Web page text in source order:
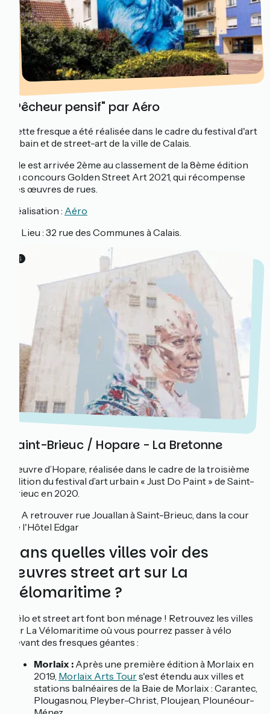
"Pêcheur pensif" par Aéro
Cette fresque a été réalisée dans le cadre du festival d'art
urbain et de street-art de la ville de Calais.
Elle est arrivée 2ème au classementde la 8ème édition
du concours Golden Street Art 2021, qui récompense
des œuvres de rues.
Réalisation : Aéro
📍 Lieu : 32 rue des Communes à Calais.
Saint-Brieuc / Hopare - La Bretonne
Oeuvre d’Hopare, réalisée dans le cadre de la troisième
édition du festival d’art urbain « Just Do Paint » de Saint-
Brieuc en 2020.
📍 A retrouver rue Jouallan à Saint-Brieuc, dans la cour
de l'Hôtel Edgar
Dans quelles villes voir des
œuvres street art sur La
Vélomaritime ?
Vélo et street art font bon ménage ! Retrouvez les villes
sur La Vélomaritime où vous pourrez passer à vélo
devant des fresques géantes :
Morlaix : Après une première édition à Morlaix en
2019, Morlaix Arts Tours'est étendu aux villes et
stations balnéaires de la Baie de Morlaix : Carantec,
Plougasnou, Pleyber-Christ, Ploujean, Plounéour-